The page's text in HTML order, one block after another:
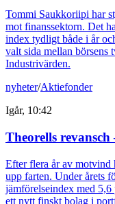
Tommi Saukkoriipi har
mot finanssektorn. Det
index tydligt både i år
valt sida mellan börsens
Industrivärden.
nyheter/Aktiefonder
Igår, 10:42
Theorells
Efter flera år av motvind
upp farten. Under årets
jämförelseindex med
ett nytt finskt bolag i